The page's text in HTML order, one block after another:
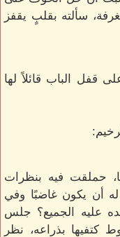
سألته بقلبٍ يقفز
قفل الباب قائلاً لها
حملقت فيه بنظرات
أن يكون غاضبًا وفي
عليه الجميع؟ جلس
بذراعه، نظر